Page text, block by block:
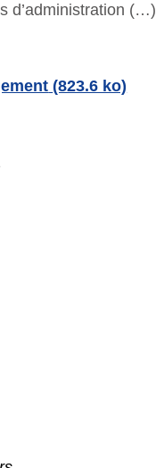
d’administration (…)
(823.6 ko)